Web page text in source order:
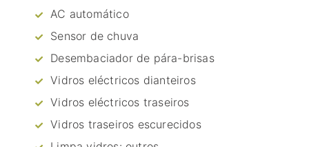
AC automático
Sensor de chuva
Desembaciador de pára-brisas
Vidros eléctricos dianteiros
Vidros eléctricos traseiros
Vidros traseiros escurecidos